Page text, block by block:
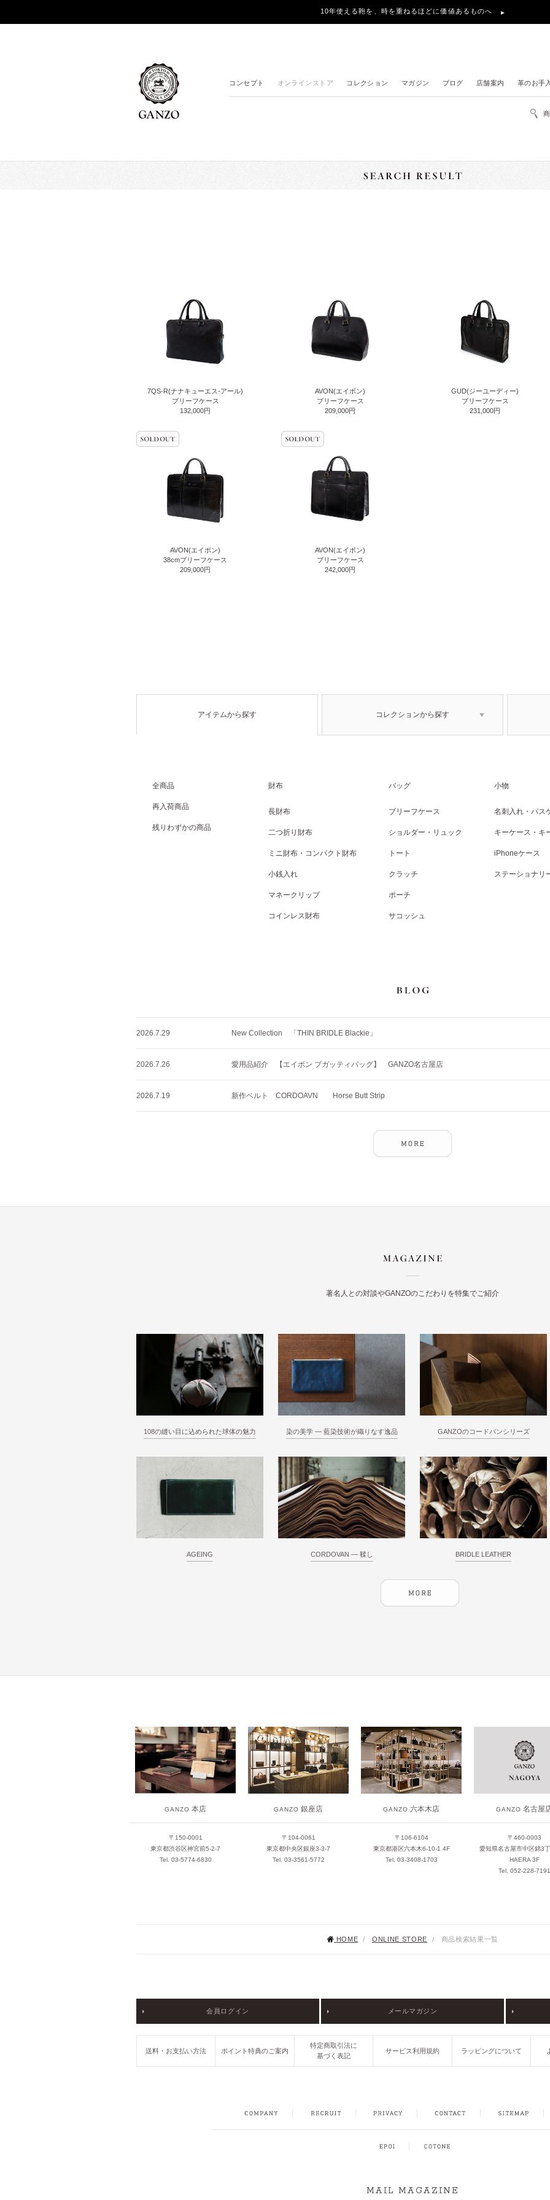
10年使える鞄を、時を重ねるほどに価値あるものへ
コンセプト オンラインストア コレクション マガジン ブログ 店舗案内 革のお手
7QS-R(ナナキューエス-アール)
ブリーフケース
132,000円
AVON(エイボン)
ブリーフケース
209,000円
GUD(ジーユーディー)
ブリーフケース
231,000円
AVON(エイボン)
38cmブリーフケース
209,000円
AVON(エイボン)
ブリーフケース
242,000円
アイテムから探す コレクションから探す
全商品
再入荷商品
残りわずかの商品
財布
長財布
二つ折り財布
ミニ財布・コンパクト財布
小銭入れ
マネークリップ
コインレス財布
バッグ
ブリーフケース
ショルダー・リュック
トート
クラッチ
ポーチ
サコッシュ
小物
名刺入れ・パス
キーケース・キ
iPhoneケース
ステーショナリ
2026.7.29 New Collection 「THIN BRIDLE Blackie」
2026.7.26 愛用品紹介 【エイボン ブガッティバッグ】 GANZO名古屋店
2026.7.19 新作ベルト CORDOAVN Horse Butt Strip
著名人との対談やGANZOのこだわりを特集でご紹介
108の縫い目に込められた球体の魅力 染の美学 ― 藍染技術が織りなす逸品 GANZOのコードバンシリーズ
AGEING CORDOVAN ― 鞣し BRIDLE LEATHER
GANZO 本店
〒150-0001
東京都渋谷区神宮前5-2-7
Tel. 03-5774-6830
GANZO 銀座店
〒104-0061
東京都中央区銀座3-3-7
Tel. 03-3561-5772
GANZO 六本木店
〒106-6104
東京都港区六本木6-10-1 4F
Tel. 03-3408-1703
GANZO 名古屋
〒460-0003
愛知県名古屋市中区錦3
HAERA 3F
Tel. 052-228-7191
HOME / ONLINE STORE / 商品検索結果一覧
会員ログイン メールマガジン
送料・お支払い方法 ポイント特典のご案内
特定商取引法に
基づく表記
サービス利用規約 ラッピングについて
PRIVACY POLICY CONTACT SITEMAP FACEBOOKINSTAGRAM
MAIL MAGAZINE